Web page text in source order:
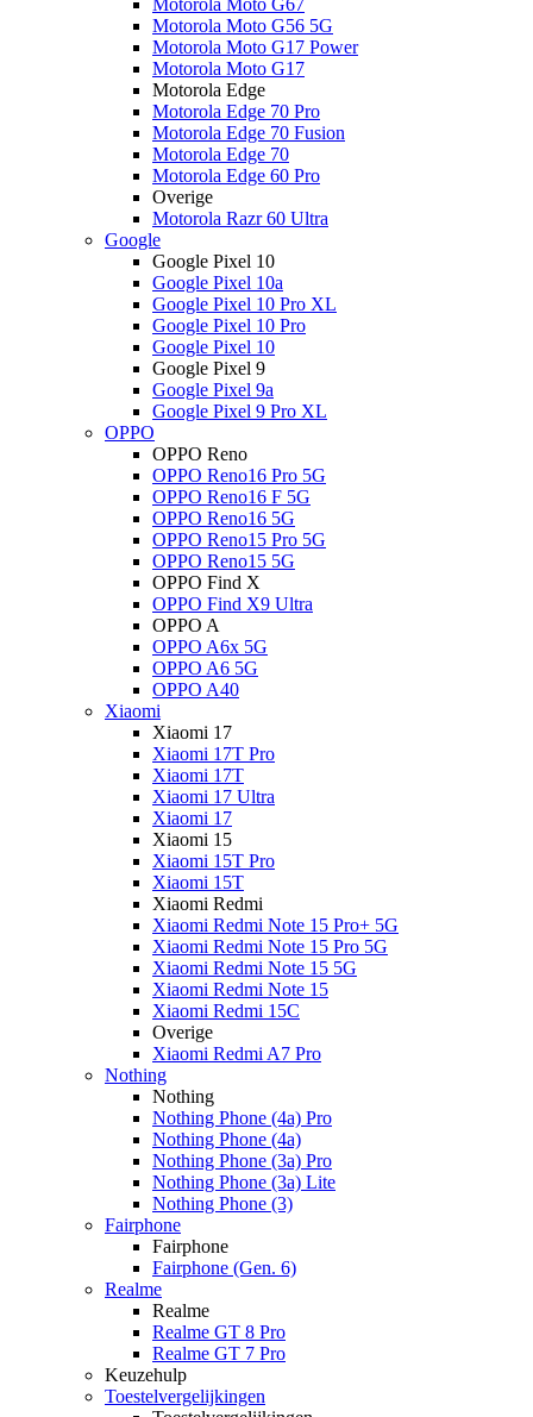
Motorola Moto G67
Motorola Moto G56 5G
Motorola Moto G17 Power
Motorola Moto G17
Motorola Edge
Motorola Edge 70 Pro
Motorola Edge 70 Fusion
Motorola Edge 70
Motorola Edge 60 Pro
Overige
Motorola Razr 60 Ultra
Google
Google Pixel 10
Google Pixel 10a
Google Pixel 10 Pro XL
Google Pixel 10 Pro
Google Pixel 10
Google Pixel 9
Google Pixel 9a
Google Pixel 9 Pro XL
OPPO
OPPO Reno
OPPO Reno16 Pro 5G
OPPO Reno16 F 5G
OPPO Reno16 5G
OPPO Reno15 Pro 5G
OPPO Reno15 5G
OPPO Find X
OPPO Find X9 Ultra
OPPO A
OPPO A6x 5G
OPPO A6 5G
OPPO A40
Xiaomi
Xiaomi 17
Xiaomi 17T Pro
Xiaomi 17T
Xiaomi 17 Ultra
Xiaomi 17
Xiaomi 15
Xiaomi 15T Pro
Xiaomi 15T
Xiaomi Redmi
Xiaomi Redmi Note 15 Pro+ 5G
Xiaomi Redmi Note 15 Pro 5G
Xiaomi Redmi Note 15 5G
Xiaomi Redmi Note 15
Xiaomi Redmi 15C
Overige
Xiaomi Redmi A7 Pro
Nothing
Nothing
Nothing Phone (4a) Pro
Nothing Phone (4a)
Nothing Phone (3a) Pro
Nothing Phone (3a) Lite
Nothing Phone (3)
Fairphone
Fairphone
Fairphone (Gen. 6)
Realme
Realme
Realme GT 8 Pro
Realme GT 7 Pro
Keuzehulp
Toestelvergelijkingen